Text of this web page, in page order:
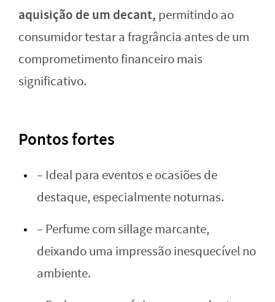
aquisição de um decant, permitindo ao
consumidor testar a fragrância antes de um
comprometimento financeiro mais
significativo.
Pontos fortes
– Ideal para eventos e ocasiões de
destaque, especialmente noturnas.
– Perfume com sillage marcante,
deixando uma impressão inesquecível no
ambiente.